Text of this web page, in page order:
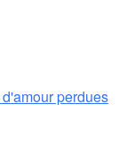
perdues